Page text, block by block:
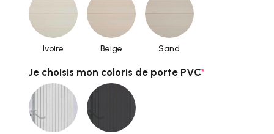
Ivoire Beige Sand
Je choisis mon coloris de porte PVC*